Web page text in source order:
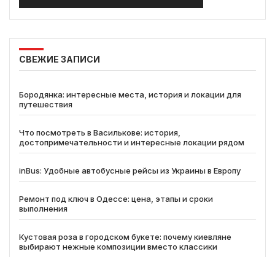
СВЕЖИЕ ЗАПИСИ
Бородянка: интересные места, история и локации для
путешествия
Что посмотреть в Василькове: история,
достопримечательности и интересные локации рядом
inBus: Удобные автобусные рейсы из Украины в Европу
Ремонт под ключ в Одессе: цена, этапы и сроки
выполнения
Кустовая роза в городском букете: почему киевляне
выбирают нежные композиции вместо классики